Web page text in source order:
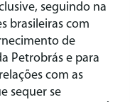
seguindo na
brasileiras com
de
Petrobrás e para
com as
sequer se